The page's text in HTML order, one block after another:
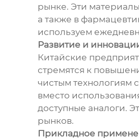
рынке. Эти
а также в
используем
Развитие и
Китайские
стремятся к
чистым технологиям
вместо
доступные аналоги.
рынков.
Прикладное